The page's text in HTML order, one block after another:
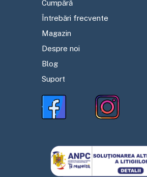
Cumpără
Întrebări frecvente
Magazin
Despre noi
Blog
Suport